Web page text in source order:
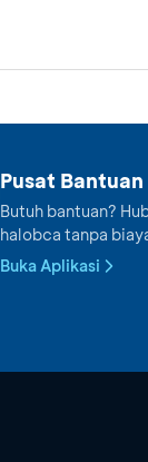
Pusat
Butuh bantuan?
halobca tanpa
Buka Aplikasi